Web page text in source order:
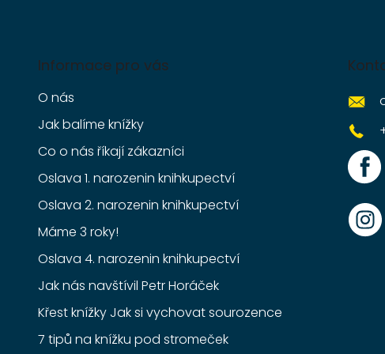
Informace pro vás
O nás
Jak balíme knížky
Co o nás říkají zákazníci
Oslava 1. narozenin knihkupectví
Oslava 2. narozenin knihkupectví
Máme 3 roky!
Oslava 4. narozenin knihkupectví
Jak nás navštívil Petr Horáček
Křest knížky Jak si vychovat sourozence
7 tipů na knížku pod stromeček